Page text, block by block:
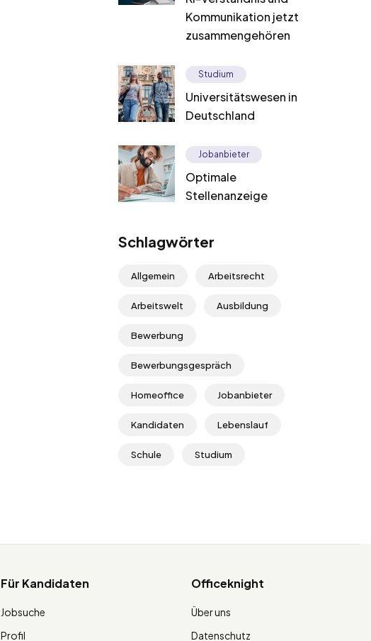
Kommunikation jetzt
zusammengehören
Studium
Universitätswesen in
Deutschland
Jobanbieter
Optimale
Stellenanzeige
Schlagwörter
Allgemein Arbeitsrecht
Arbeitswelt Ausbildung
Bewerbung
Bewerbungsgespräch
Homeoffice Jobanbieter
Kandidaten Lebenslauf
Schule Studium
Für Kandidaten
Jobsuche
Profil
Officeknight
Über uns
Datenschutz